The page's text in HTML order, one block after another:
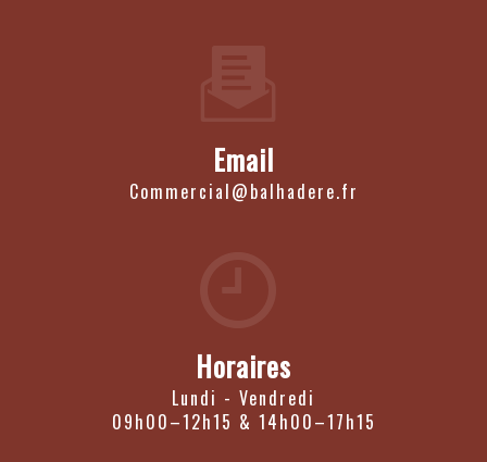
Email
commercial@balhadere.fr
Horaires
Lundi - Vendredi
09h00–12h15 & 14h00–17h15